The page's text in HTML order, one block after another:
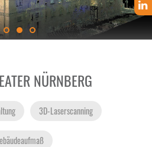
NÜRNBERG
3D-Laserscanning